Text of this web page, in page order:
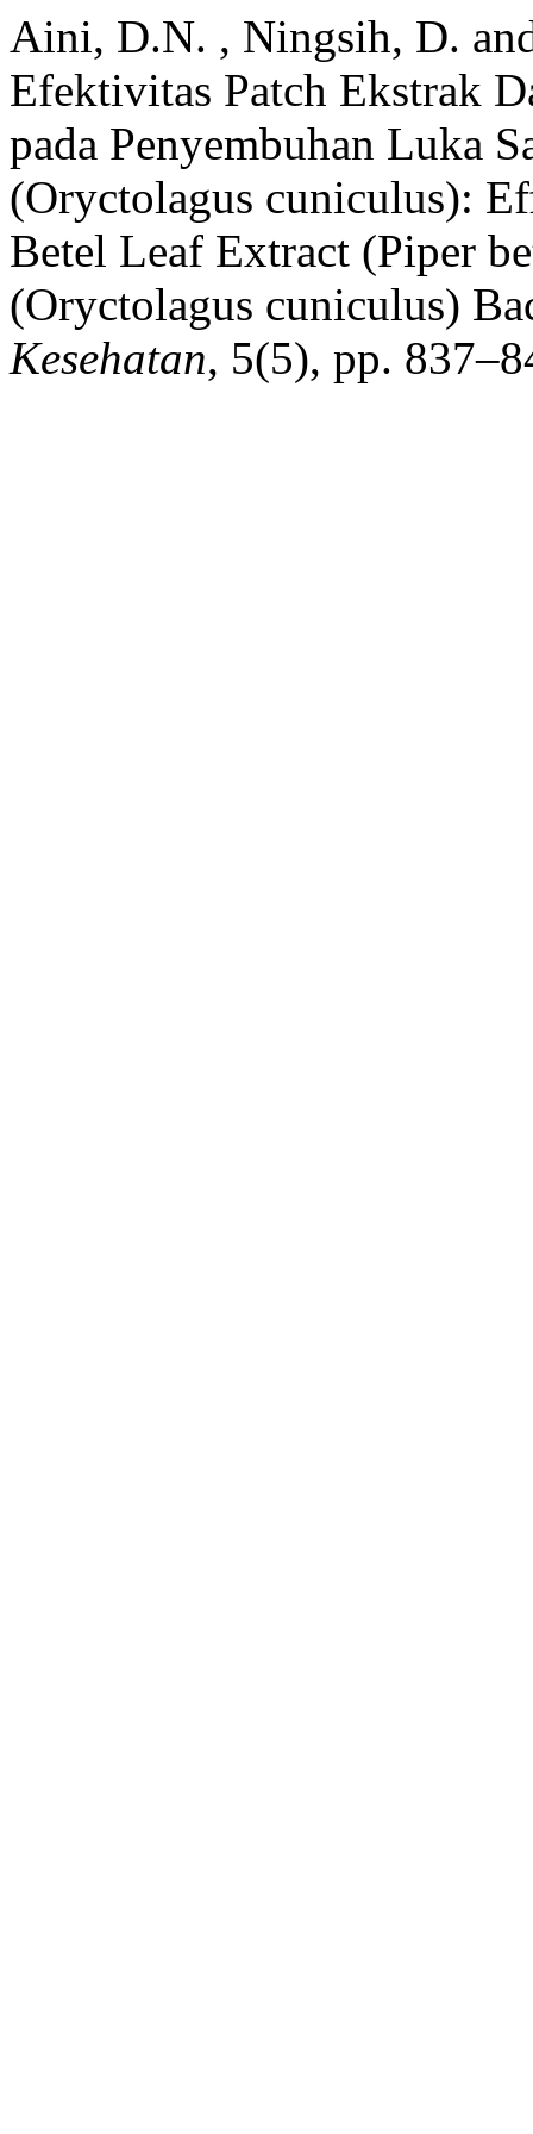
Aini, D.N. , Ningsih, D.
Efektivitas Patch Ekstrak
pada Penyembuhan Luka
(Oryctolagus cuniculus):
Betel Leaf Extract (Piper
(Oryctolagus cuniculus)
Kesehatan, 5(5), pp.